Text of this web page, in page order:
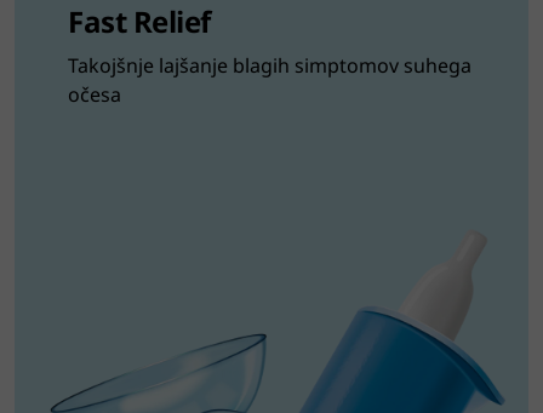
Fast Relief
Takojšnje lajšanje blagih simptomov suhega
očesa